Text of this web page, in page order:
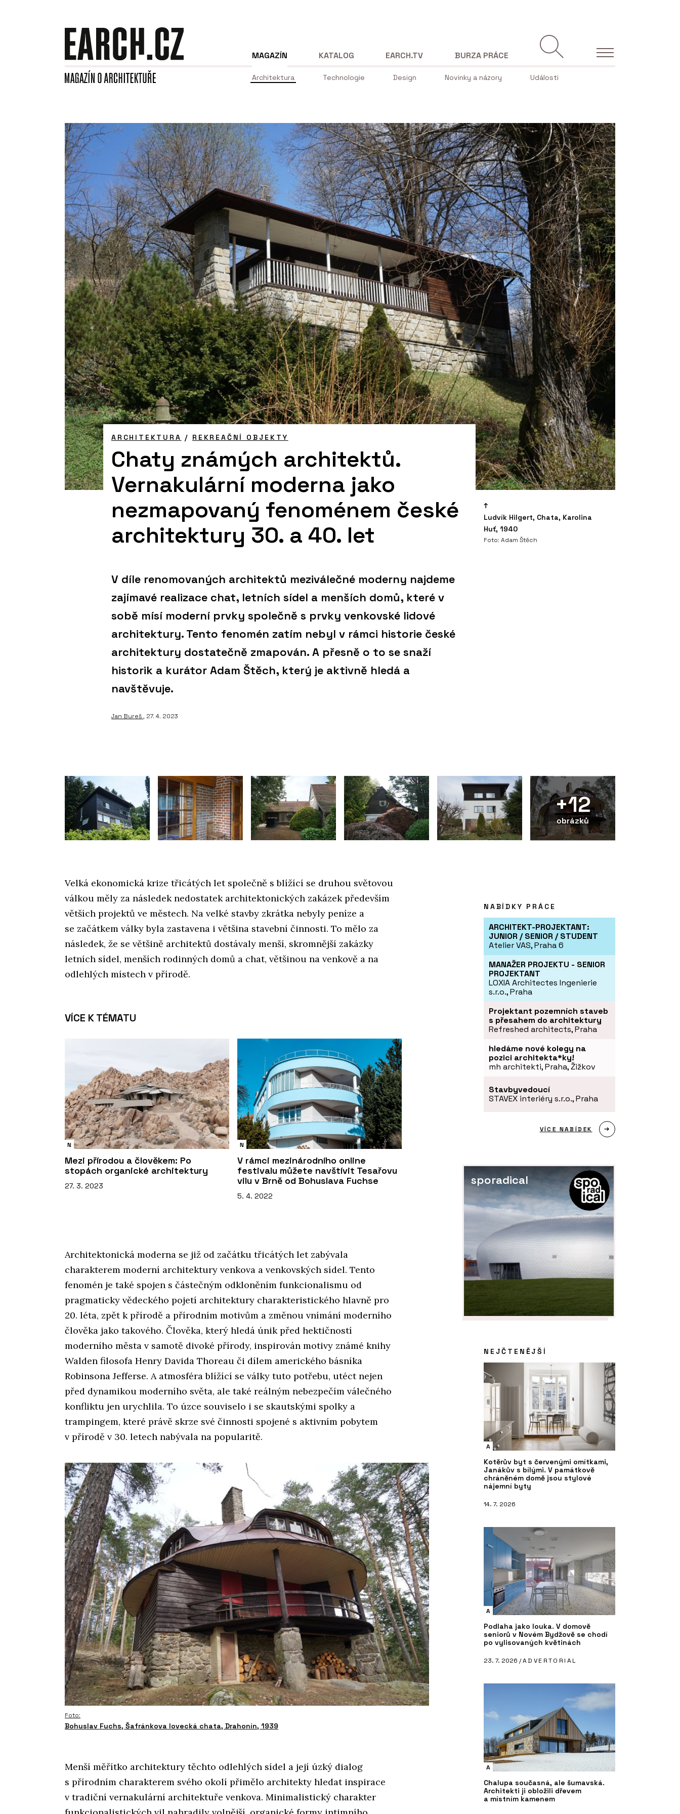
MAGAZÍN
Architektura Technologie Design Novinky a názory Události
KATALOG EARCH.TV BURZA PRÁCE
Ludvík Hilgert, Chata, Karolina
Huť, 1940
Foto: Adam Štěch
ARCHITEKTURA / REKREAČNÍ OBJEKTY
Chaty známých architektů.
Vernakulární moderna jako
nezmapovaný fenoménem české
architektury 30. a 40. let
V díle renomovaných architektů meziválečné moderny najdeme
zajímavé realizace chat, letních sídel a menších domů, které v
sobě mísí moderní prvky společně s prvky venkovské lidové
architektury. Tento fenomén zatím nebyl v rámci historie české
architektury dostatečně zmapován. A přesně o to se snaží
historik a kurátor Adam Štěch, který je aktivně hledá a
navštěvuje.
Jan Bureš, 27. 4. 2023
+12
obrázků
Velká ekonomická krize třicátých let společně s blížící se druhou světovou
válkou měly za následek nedostatek architektonických zakázek především
větších projektů ve městech. Na velké stavby zkrátka nebyly peníze a
se začátkem války byla zastavena i většina stavební činnosti. To mělo za
následek, že se většině architektů dostávaly menší, skromnější zakázky
letních sídel, menších rodinných domů a chat, většinou na venkově a na
odlehlých místech v přírodě.
VÍCE K TÉMATU
N
Mezi přírodou a člověkem: Po
stopách organické architektury
27. 3. 2023
N
V rámci mezinárodního online
festivalu můžete navštívit Tesařovu
vilu v Brně od Bohuslava Fuchse
5. 4. 2022
Architektonická moderna se již od začátku třicátých let zabývala
charakterem moderní architektury venkova a venkovských sídel. Tento
fenomén je také spojen s částečným odkloněním funkcionalismu od
pragmaticky vědeckého pojetí architektury charakteristického hlavně pro
20. léta, zpět k přírodě a přírodním motivům a změnou vnímání moderního
člověka jako takového. Člověka, který hledá únik před hektičností
moderního města v samotě divoké přírody, inspirován motivy známé knihy
Walden filosofa Henry Davida Thoreau či dílem amerického básníka
Robinsona Jefferse. A atmosféra blížící se války tuto potřebu, utéct nejen
před dynamikou moderního světa, ale také reálným nebezpečím válečného
konfliktu jen urychlila. To úzce souviselo i se skautskými spolky a
trampingem, které právě skrze své činnosti spojené s aktivním pobytem
v přírodě v 30. letech nabývala na popularitě.
Foto:
Bohuslav Fuchs, Šafránkova lovecká chata, Drahonín, 1939
Menší měřítko architektury těchto odlehlých sídel a její úzký dialog
s přírodním charakterem svého okolí přimělo architekty hledat inspirace
v tradiční vernakulární architektuře venkova. Minimalistický charakter
NABÍDKY PRÁCE
ARCHITEKT-PROJEKTANT:
JUNIOR / SENIOR / STUDENT
Atelier VAS, Praha 6
MANAŽER PROJEKTU - SENIOR
PROJEKTANT
LOXIA Architectes Ingenierie
s.r.o., Praha
Projektant pozemních staveb
s přesahem do architektury
Refreshed architects, Praha
hledáme nové kolegy na
pozici architekta*ky!
mh architekti, Praha, Žižkov
Stavbyvedoucí
STAVEX interiéry s.r.o., Praha
VÍCE NABÍDEK
sporadical
NEJČTENĚJŠÍ
A
Kotěrův byt s červenými omítkami,
Janákův s bílými. V památkově
chráněném domě jsou stylové
nájemní byty
14. 7. 2026
A
Podlaha jako louka. V domově
seniorů v Novém Bydžově se chodí
po vylisovaných květinách
23. 7. 2026 /ADVERTORIAL
A
Chalupa současná, ale šumavská.
Architekti ji obložili dřevem
a místním kamenem